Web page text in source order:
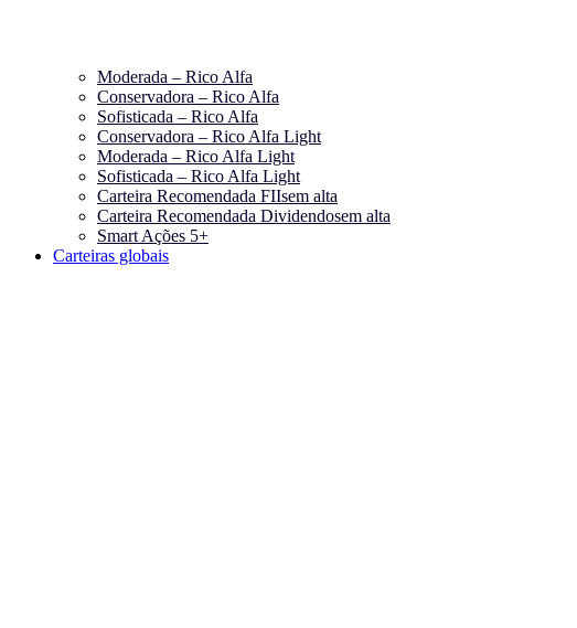
Moderada – Rico Alfa
Conservadora – Rico Alfa
Sofisticada – Rico Alfa
Conservadora – Rico Alfa Light
Moderada – Rico Alfa Light
Sofisticada – Rico Alfa Light
Carteira Recomendada FIIsem alta
Carteira Recomendada Dividendosem alta
Smart Ações 5+
Carteiras globais